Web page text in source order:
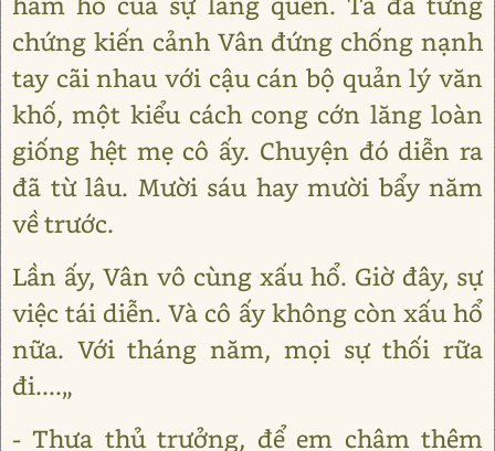
chứng kiến cảnh Vân đứng chống nạnh
tay cãi nhau với cậu cán bộ quản lý văn
khố, một kiểu cách cong cớn lăng loàn
giống hệt mẹ cô ấy. Chuyện đó diễn ra
đã từ lâu. Mười sáu hay mười bẩy năm
về trước.
Lần ấy, Vân vô cùng xấu hổ. Giờ đây, sự
việc tái diễn. Và cô ấy không còn xấu hổ
nữa. Với tháng năm, mọi sự thối rữa
đi....„
- Thưa thủ trưởng, để em châm thêm